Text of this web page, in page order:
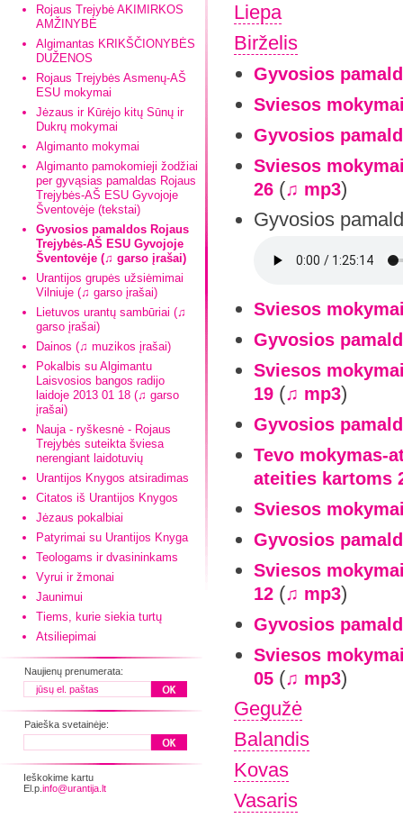
Rojaus Trejybė AKIMIRKOS
AMŽINYBĖ
Algimantas KRIKŠČIONYBĖS
DUŽENOS
Rojaus Trejybės Asmenų-AŠ
ESU mokymai
Jėzaus ir Kūrėjo kitų Sūnų ir
Dukrų mokymai
Algimanto mokymai
Algimanto pamokomieji žodžiai
per gyvąsias pamaldas Rojaus
Trejybės-AŠ ESU Gyvojoje
Šventovėje (tekstai)
Gyvosios pamaldos Rojaus
Trejybės-AŠ ESU Gyvojoje
Šventovėje (♫ garso įrašai)
Urantijos grupės užsiėmimai
Vilniuje (♫ garso įrašai)
Lietuvos urantų sambūriai (♫
garso įrašai)
Dainos (♫ muzikos įrašai)
Pokalbis su Algimantu
Laisvosios bangos radijo
laidoje 2013 01 18 (♫ garso
įrašai)
Nauja - ryškesnė - Rojaus
Trejybės suteikta šviesa
nerengiant laidotuvių
Urantijos Knygos atsiradimas
Citatos iš Urantijos Knygos
Jėzaus pokalbiai
Patyrimai su Urantijos Knyga
Teologams ir dvasininkams
Vyrui ir žmonai
Jaunimui
Tiems, kurie siekia turtų
Atsiliepimai
Naujienų prenumerata:
Paieška svetainėje:
Ieškokime kartu
El.p. info@urantija.lt
Liepa
Birželis
Gyvosios
Sviesos
Gyvosios
Sviesos
26 (♫ mp3)
Gyvosios
Sviesos
Gyvosios
Sviesos
19 (♫ mp3)
Gyvosios
Tevo mokymas-
ateities kartoms
Sviesos
Gyvosios
Sviesos
12 (♫ mp3)
Gyvosios
Sviesos
05 (♫ mp3)
Gegužė
Balandis
Kovas
Vasaris